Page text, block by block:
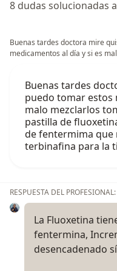
8 dudas solucionadas
Buenas tardes doctora mire
medicamentos al día y si es
Buenas tardes
puedo tomar estos
malo mezclarlos
pastilla de
de fentermima que
terbinafina para la
RESPUESTA DEL PROFESIONAL:
La Fluoxetina
fentermina,
desencadenado